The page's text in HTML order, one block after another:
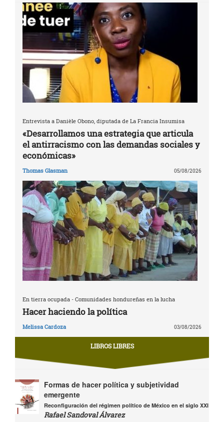
Entrevista a Danièle Obono, diputada de La Francia Insumisa
«Desarrollamos una estrategia que articula
el antirracismo con las demandas sociales y
económicas»
Thomas Glasman 05/08/2026
En tierra ocupada - Comunidades hondureñas en la lucha
Hacer haciendo la política
Melissa Cardoza 03/08/2026
LIBROS LIBRES
Formas de hacer política y subjetividad
emergente
Reconfiguración del régimen político de México en el siglo XXI
Rafael Sandoval Álvarez